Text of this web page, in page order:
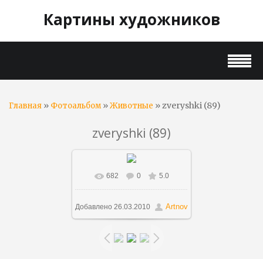
Картины художников
Главная » Фотоальбом»Животные » zveryshki (89)
zveryshki (89)
В реальном размере
712x595 / 37.2Kb
682 0 5.0
Добавлено 26.03.2010 Artnov